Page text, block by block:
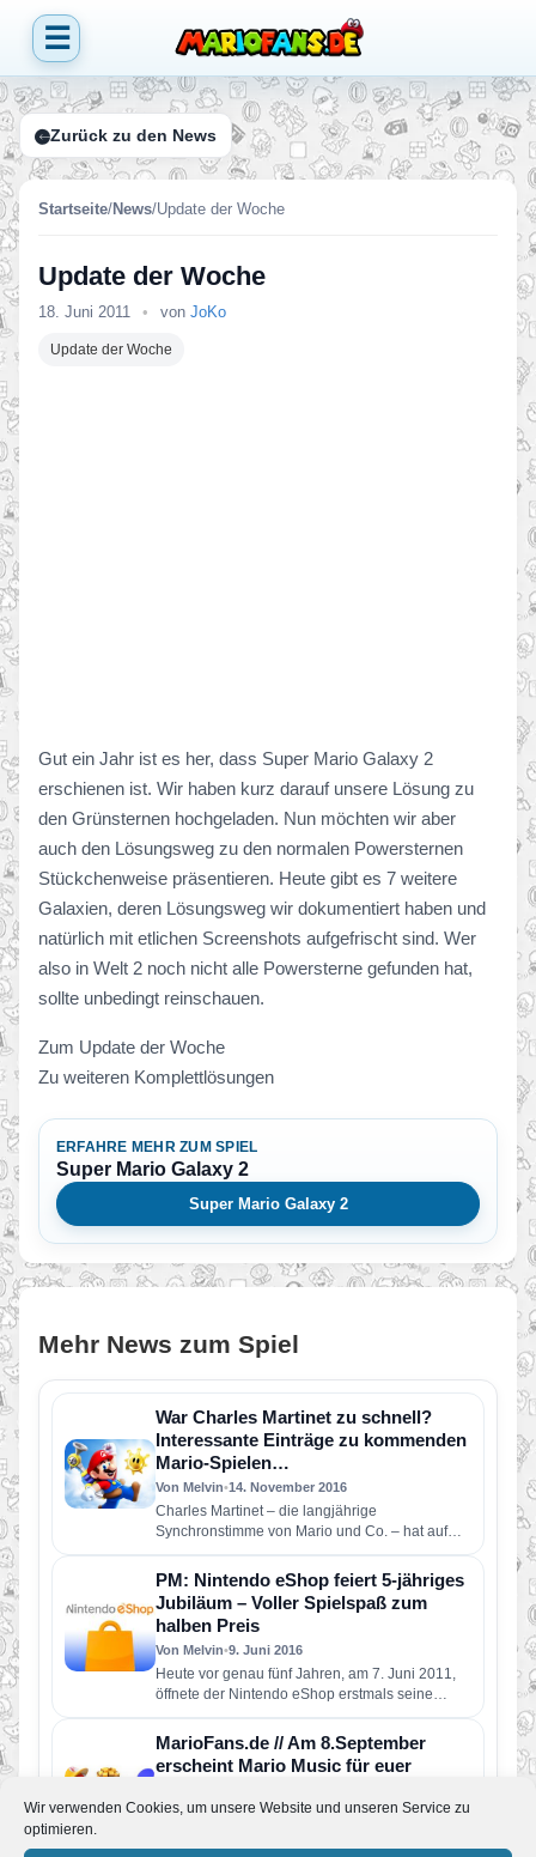
Wir verwenden Cookies, um unsere Website und unseren Service zu
optimieren.
☰
Zurück zu den News
Startseite/News/Update der Woche
Update der Woche
18. Juni 2011 • von JoKo
Update der Woche
Gut ein Jahr ist es her, dass Super Mario Galaxy 2
erschienen ist. Wir haben kurz darauf unsere Lösung zu
den Grünsternen hochgeladen. Nun möchten wir aber
auch den Lösungsweg zu den normalen Powersternen
Stückchenweise präsentieren. Heute gibt es 7 weitere
Galaxien, deren Lösungsweg wir dokumentiert haben und
natürlich mit etlichen Screenshots aufgefrischt sind. Wer
also in Welt 2 noch nicht alle Powersterne gefunden hat,
sollte unbedingt reinschauen.
Zum Update der Woche
Zu weiteren Komplettlösungen
ERFAHRE MEHR ZUM SPIEL
Super Mario Galaxy 2
Super Mario Galaxy 2
Mehr News zum Spiel
War Charles Martinet zu schnell?
Interessante Einträge zu kommenden
Mario-Spielen…
Von Melvin•14. November 2016
Charles Martinet – die langjährige
Synchronstimme von Mario und Co. – hat auf
seiner IMDB-Seite einige interessante Projekt…
PM: Nintendo eShop feiert 5-jähriges
Jubiläum – Voller Spielspaß zum
halben Preis
Von Melvin•9. Juni 2016
Heute vor genau fünf Jahren, am 7. Juni 2011,
öffnete der Nintendo eShop erstmals seine
digitalen Pforten. Ab…
MarioFans.de // Am 8.September
erscheint Mario Music für euer
Von Melvin•23. August 2015